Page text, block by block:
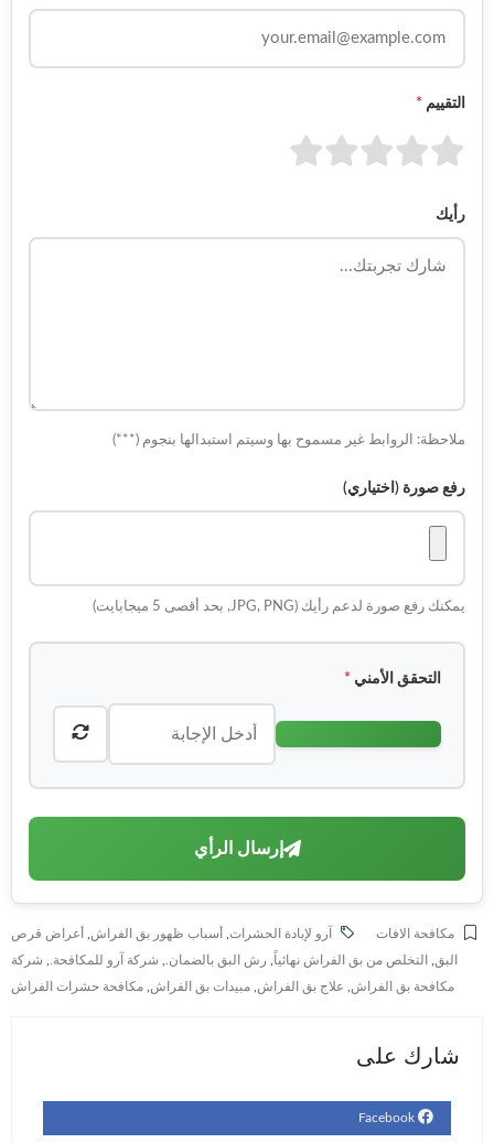
التقييم *
رأيك
ملاحظة: الروابط غير مسموح بها وسيتم استبدالها بنجوم (***)
رفع صورة (اختياري)
يمكنك رفع صورة لدعم رأيك (JPG, PNG, بحد أقصى 5 ميجابايت)
التحقق الأمني *
إرسال الرأي
مكافحة الافات آرو لإبادة الحشرات أسباب ظهور بق الفراش
أعراض قرص
البق
التخلص من بق الفراش نهائياً رش البق بالضمان. شركة آرو للمكافحة.
شركة
مكافحة بق الفراش
علاج بق الفراش مبيدات بق الفراش مكافحة حشرات الفراش
شارك على